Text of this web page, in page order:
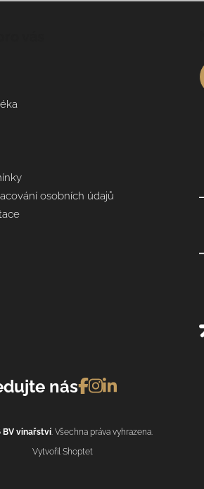
osobních údajů
nás
Vytvořil Shoptet
BV vinařství. Všechna práva vyhrazena.